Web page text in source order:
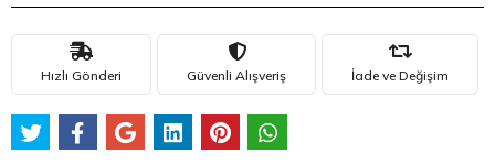
Hızlı Gönderi Güvenli Alışveriş İade ve Değişim